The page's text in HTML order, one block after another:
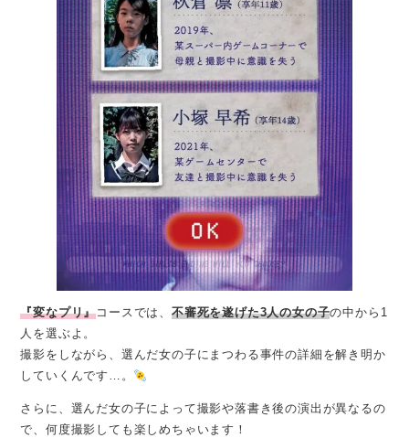
『変なプリ』コースでは、不審死を遂げた3人の女の子の中から1
人を選ぶよ。
撮影をしながら、選んだ女の子にまつわる事件の詳細を解き明か
していくんです…。
さらに、選んだ女の子によって撮影や落書き後の演出が異なるの
で、何度撮影しても楽しめちゃいます！